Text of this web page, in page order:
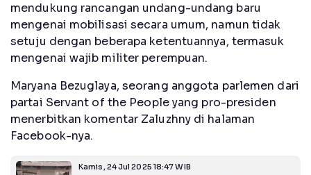
mendukung rancangan undang-undang baru
mengenai mobilisasi secara umum, namun tidak
setuju dengan beberapa ketentuannya, termasuk
mengenai wajib militer perempuan.
Maryana Bezuglaya, seorang anggota parlemen dari
partai Servant of the People yang pro-presiden
menerbitkan komentar Zaluzhny di halaman
Facebook-nya.
Kamis, 24 Jul 2025 18:47 WIB